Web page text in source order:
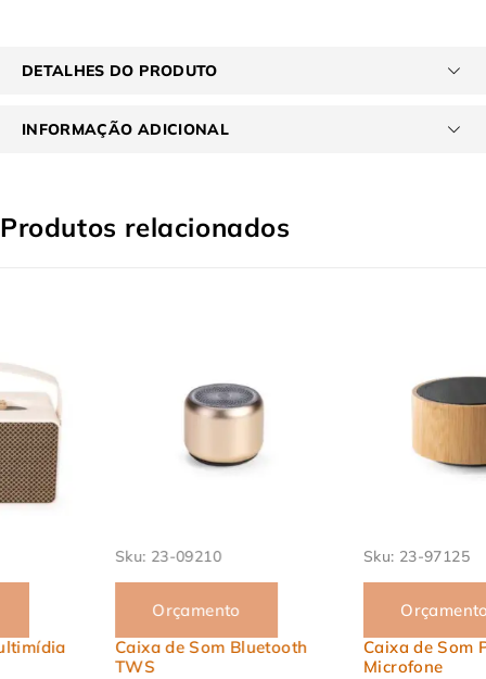
DETALHES DO PRODUTO
INFORMAÇÃO ADICIONAL
Produtos relacionados
Caixa de Som Bluetooth
Caixa de Som Portátil com